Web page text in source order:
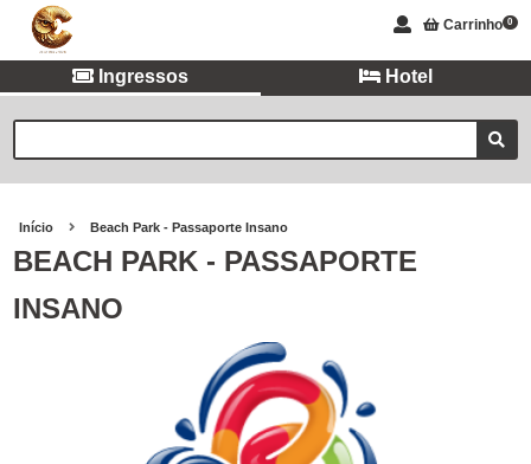
Carrinho 0
Ingressos Hotel
Início Beach Park - Passaporte Insano
BEACH PARK - PASSAPORTE
INSANO